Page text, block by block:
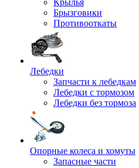
Крылья
Брызговики
Противооткаты
Лебедки
Запчасти к лебедкам
Лебедки с тормозом
Лебедки без тормоза
Опорные колеса и хомуты
Запасные части